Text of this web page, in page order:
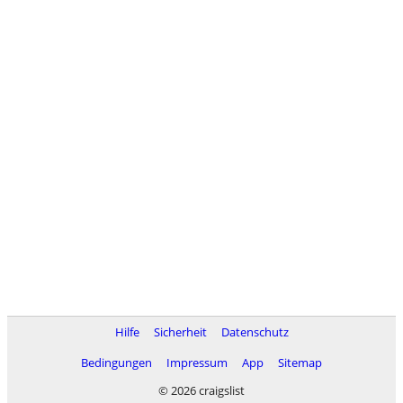
Hilfe Sicherheit
Datenschutz
Bedingungen
Impressum App
Sitemap
© 2026 craigslist